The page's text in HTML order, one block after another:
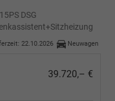
DSG
22.10.2026 Neuwagen
39.720,– €